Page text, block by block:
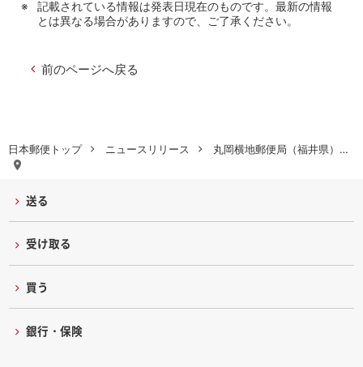
日本郵便トップ ニュースリリース 丸岡横地郵便局（福井県）…
記載されている情報は発表日現在のものです。最新の情報
とは異なる場合がありますので、ご了承ください。
前のページへ戻る
送る
受け取る
買う
銀行・保険